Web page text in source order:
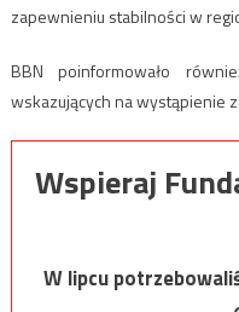
zapewnieniu stabilności w
BBN poinformowało
wskazujących na wystąpienie
Wspieraj
W lipcu